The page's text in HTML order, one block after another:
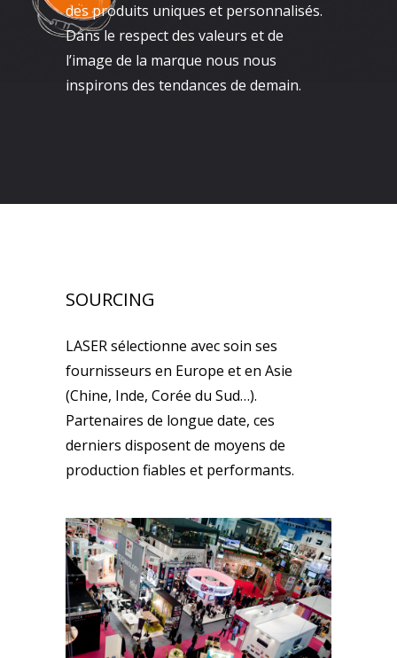
des produits uniques et personnalisés.
Dans le respect des valeurs et de
l’image de la marque nous nous
inspirons des tendances de demain.
SOURCING
LASER sélectionne avec soin ses
fournisseurs en Europe et en Asie
(Chine, Inde, Corée du Sud…).
Partenaires de longue date, ces
derniers disposent de moyens de
production fiables et performants.